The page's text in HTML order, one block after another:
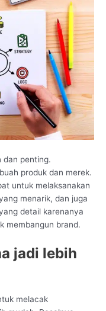
dan penting.
produk dan merek.
untuk melaksanakan
menarik, dan juga
detail karenanya
membangun brand.
jadi lebih
melacak